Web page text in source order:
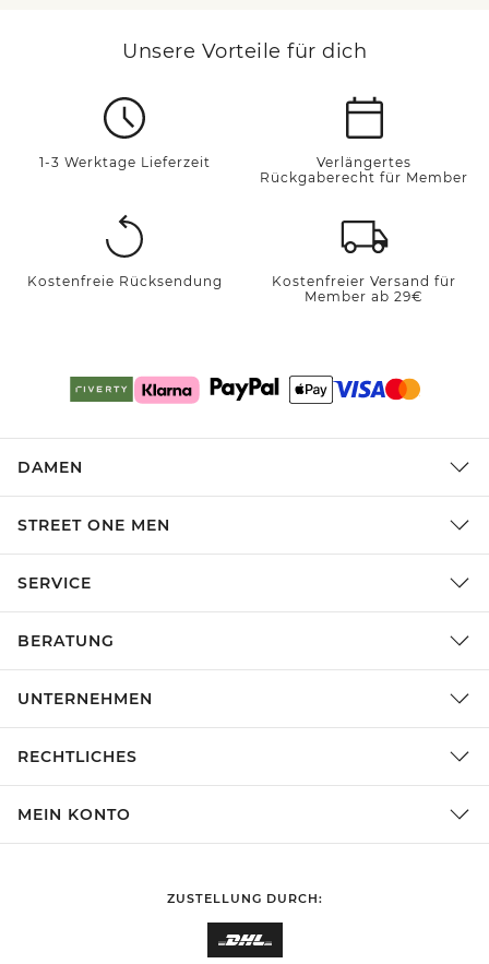
Unsere Vorteile für dich
1-3 Werktage Lieferzeit
Verlängertes
Rückgaberecht für Member
Kostenfreie Rücksendung
Kostenfreier Versand für
Member ab 29€
DAMEN
STREET ONE MEN
SERVICE
BERATUNG
UNTERNEHMEN
RECHTLICHES
MEIN KONTO
ZUSTELLUNG DURCH: